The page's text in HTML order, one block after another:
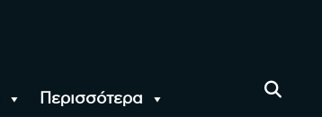
Περισσότερα